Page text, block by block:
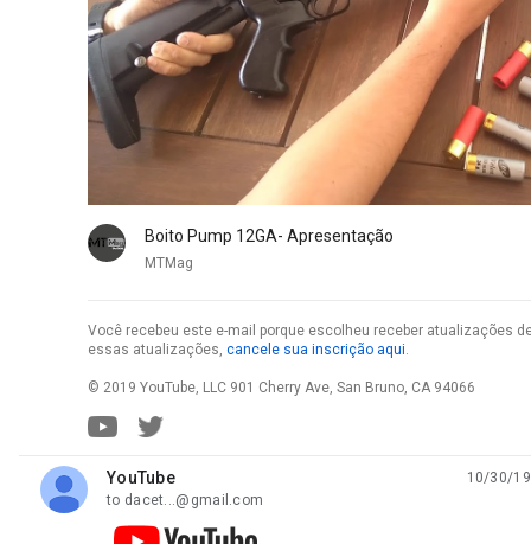
Boito Pump 12GA- Apresentação
MTMag
Você recebeu este e-mail porque escolheu receber atualizações
essas atualizações, cancele sua inscrição aqui.
© 2019 YouTube, LLC 901 Cherry Ave, San Bruno, CA 94066
YouTube
unread,
10/30/19
to dacet...@gmail.com